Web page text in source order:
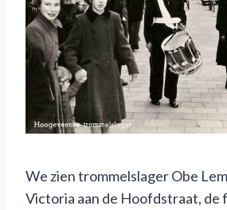
We zien trommelslager Obe
Victoria aan de Hoofdstraat, de